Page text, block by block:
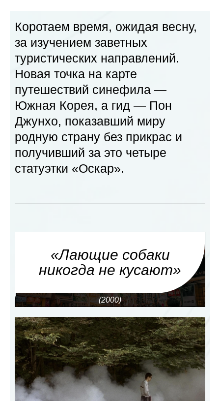
Коротаем время, ожидая весну,
за изучением заветных
туристических направлений.
Новая точка на карте
путешествий синефила —
Южная Корея, а гид — Пон
Джунхо, показавший миру
родную страну без прикрас и
получивший за это четыре
статуэтки «Оскар».
«Лающие собаки
никогда не кусают»
(2000)